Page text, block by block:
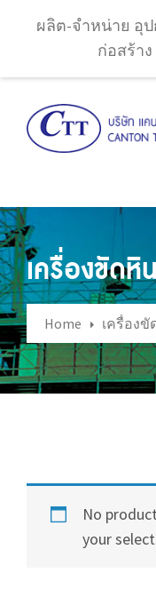
ผลิต-จำหน่าย อุ
ก่อสร้า
เครื่องขัดหิ
Home เครื่อง
No
your